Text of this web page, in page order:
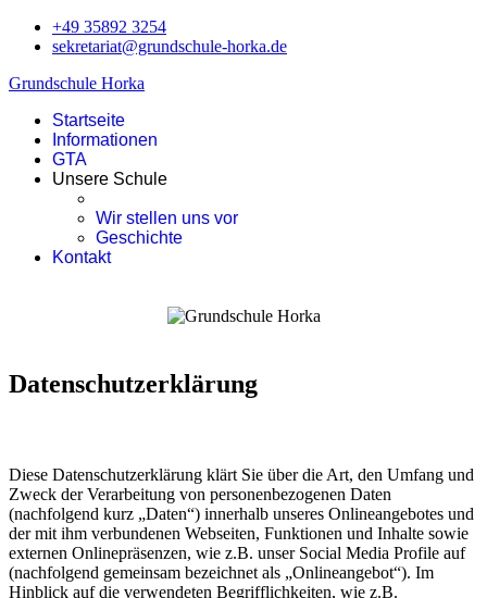
+49 35892 3254
sekretariat@grundschule-horka.de
Grundschule Horka
Startseite
Informationen
GTA
Unsere Schule
Wir stellen uns vor
Geschichte
Kontakt
Datenschutzerklärung
Diese Datenschutzerklärung klärt Sie über die Art, den Umfang und
Zweck der Verarbeitung von personenbezogenen Daten
(nachfolgend kurz „Daten“) innerhalb unseres Onlineangebotes und
der mit ihm verbundenen Webseiten, Funktionen und Inhalte sowie
externen Onlinepräsenzen, wie z.B. unser Social Media Profile auf
(nachfolgend gemeinsam bezeichnet als „Onlineangebot“). Im
Hinblick auf die verwendeten Begrifflichkeiten, wie z.B.